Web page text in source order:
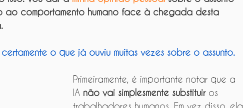
ao comportamento humano face à chegada desta
o que já ouviu muitas vezes sobre o assunto.
Primeiramente, é importante notar que a
IA não vai simplesmente substituir os